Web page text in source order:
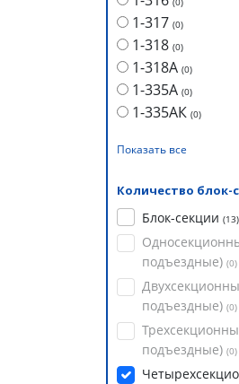
1-317 (0)
1-318 (0)
1-318А (0)
1-335А (0)
1-335АК (0)
Показать все
Количество блок-
Блок-секции (13)
подъездные) (0)
подъездные) (0)
подъездные) (0)